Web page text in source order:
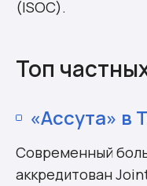
(ISOC).
Топ
«Ассута» в
Современный
аккредитован